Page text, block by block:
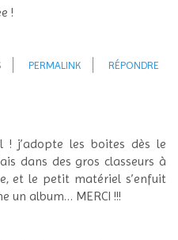
!
PERMALINK RÉPONDRE
! j’adopte les boites dès le
dans des gros classeurs à
et le petit matériel s’enfuit
un album… MERCI !!!